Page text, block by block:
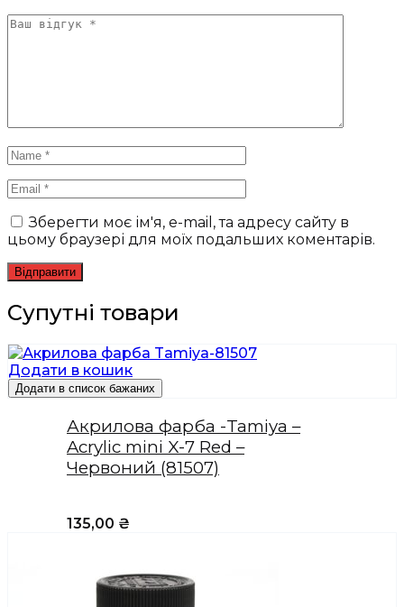
Зберегти моє ім'я, e-mail, та адресу сайту в
цьому браузері для моїх подальших коментарів.
Супутні товари
Додати в кошик
Додати в список бажаних
Акрилова фарба -Tamiya –
Acrylic mini X-7 Red –
Червоний (81507)
135,00 ₴